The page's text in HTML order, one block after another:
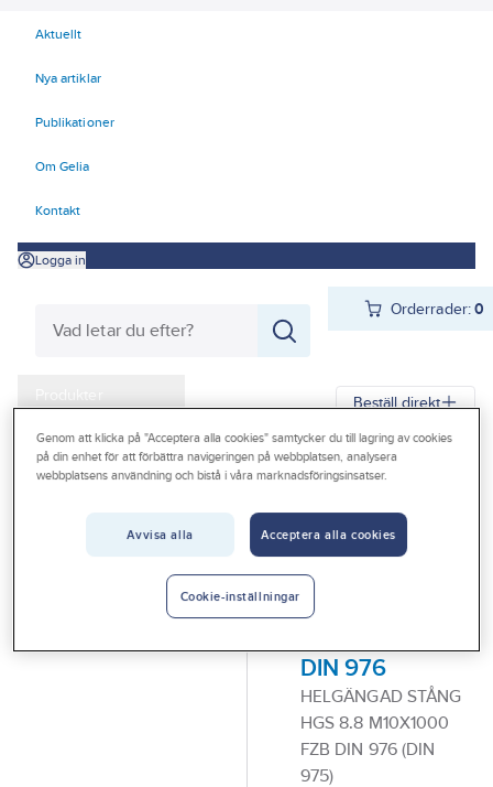
Aktuellt
Nya artiklar
Publikationer
Om Gelia
Kontakt
Logga in
Orderrader:0
Produkter
Kampanjer
Outlet
Beställ direkt
Gelia Produkter Infästning
Gängstång
Helgängad
stång HGS 8.8
DIN 976
HELGÄNGAD STÅNG
HGS 8.8 M10X1000
FZB DIN 976 (DIN
975)
Genom att klicka på "Acceptera alla cookies" samtycker du till lagring av cookies
på din enhet för att förbättra navigeringen på webbplatsen, analysera
webbplatsens användning och bistå i våra marknadsföringsinsatser.
Avvisa alla Acceptera alla cookies
Cookie-inställningar